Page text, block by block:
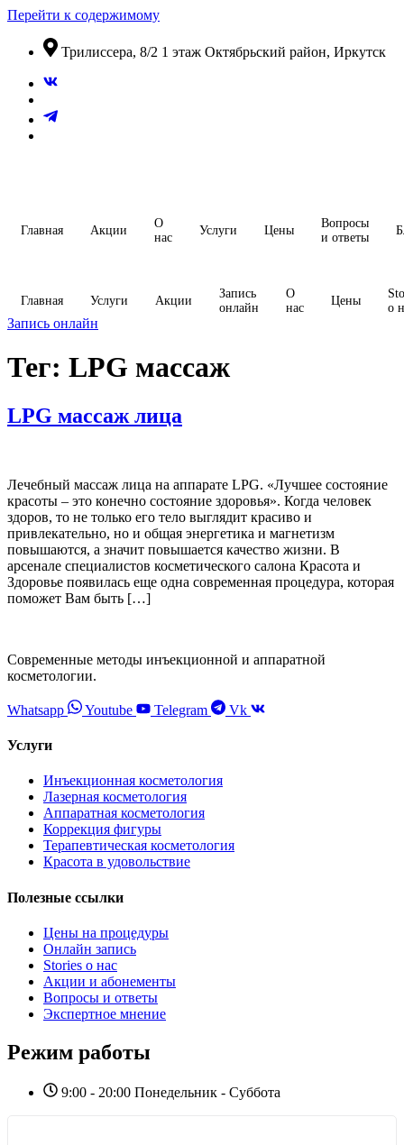
Перейти к содержимому
​Трилиссера, 8/2​ 1 этаж​ Октябрьский район, Иркутск
Главная Акции
О
нас
Услуги Цены
Вопросы
и ответы
Главная Услуги Акции
Запись
онлайн
О
нас
Цены
о
Запись онлайн
Тег: LPG массаж
LPG массаж лица
Лечебный массаж лица на аппарате LPG. «Лучшее состояние
красоты – это конечно состояние здоровья». Когда человек
здоров, то не только его тело выглядит красиво и
привлекательно, но и общая энергетика и магнетизм
повышаются, а значит повышается качество жизни. В
арсенале специалистов косметического салона Красота и
Здоровье появилась еще одна современная процедура, которая
поможет Вам быть […]
Современные методы инъекционной и аппаратной
косметологии.
Whatsapp Youtube Telegram Vk
Услуги
Инъекционная косметология
Лазерная косметология
Аппаратная косметология
Коррекция фигуры
Терапевтическая косметология
Красота в удовольствие
Полезные ссылки
Цены на процедуры
Онлайн запись
Stories о нас
Акции и абонементы
Вопросы и ответы
Экспертное мнение
Режим работы
9:00 - 20:00 Понедельник - Суббота